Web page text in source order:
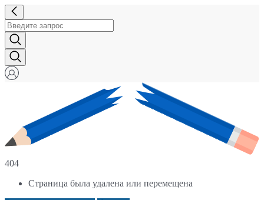
404
Страница была удалена или перемещена